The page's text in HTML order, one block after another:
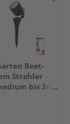
Beet-
Strahler
bis 3m